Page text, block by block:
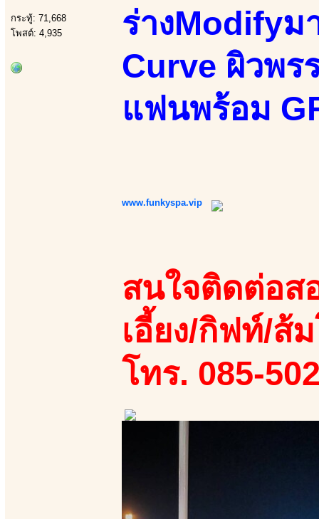
กระทู้: 71,668
โพสต์: 4,935
ร่างModifyม
Curve ผิวพ
แฟนพร้อม
www.funkyspa.vip
สนใจติดต่อส
เอี้ยง/กิฟท์/ส้
โทร. 085-